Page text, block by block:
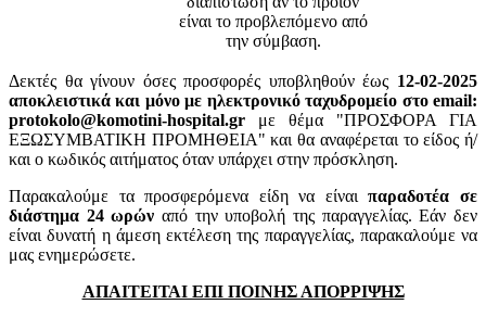
είναι το προβλεπόμενο από
την σύμβαση.
Δεκτές θα γίνουν όσες προσφορές υποβληθούν έως 12-02-2025
αποκλειστικά και μόνο με ηλεκτρονικό ταχυδρομείο στο email:
protokolo@komotini-hospital.gr με θέμα "ΠΡΟΣΦΟΡΑ ΓΙΑ
ΕΞΩΣΥΜΒΑΤΙΚΗ ΠΡΟΜΗΘΕΙΑ" και θα αναφέρεται το είδος ή/
και ο κωδικός αιτήματος όταν υπάρχει στην πρόσκληση.
Παρακαλούμε τα προσφερόμενα είδη να είναιπαραδοτέα σε
διάστημα 24 ωρών από την υποβολή της παραγγελίας. Εάν δεν
είναι δυνατή η άμεση εκτέλεση της παραγγελίας, παρακαλούμε να
μας ενημερώσετε.
ΑΠΑΙΤΕΙΤΑΙ ΕΠΙ ΠΟΙΝΗΣ ΑΠΟΡΡΙΨΗΣ